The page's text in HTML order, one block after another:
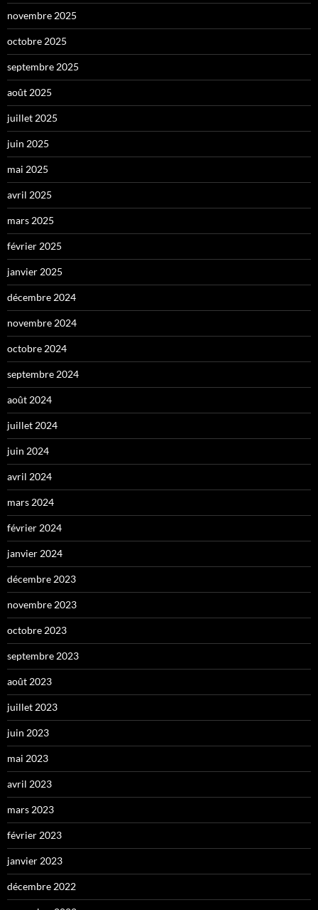
novembre 2025
octobre 2025
septembre 2025
août 2025
juillet 2025
juin 2025
mai 2025
avril 2025
mars 2025
février 2025
janvier 2025
décembre 2024
novembre 2024
octobre 2024
septembre 2024
août 2024
juillet 2024
juin 2024
avril 2024
mars 2024
février 2024
janvier 2024
décembre 2023
novembre 2023
octobre 2023
septembre 2023
août 2023
juillet 2023
juin 2023
mai 2023
avril 2023
mars 2023
février 2023
janvier 2023
décembre 2022